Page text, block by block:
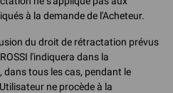
à la demande de l'Acheteur.
du droit de rétractation prévus
l'indiquera dans la
tous les cas, pendant le
ne procède à la